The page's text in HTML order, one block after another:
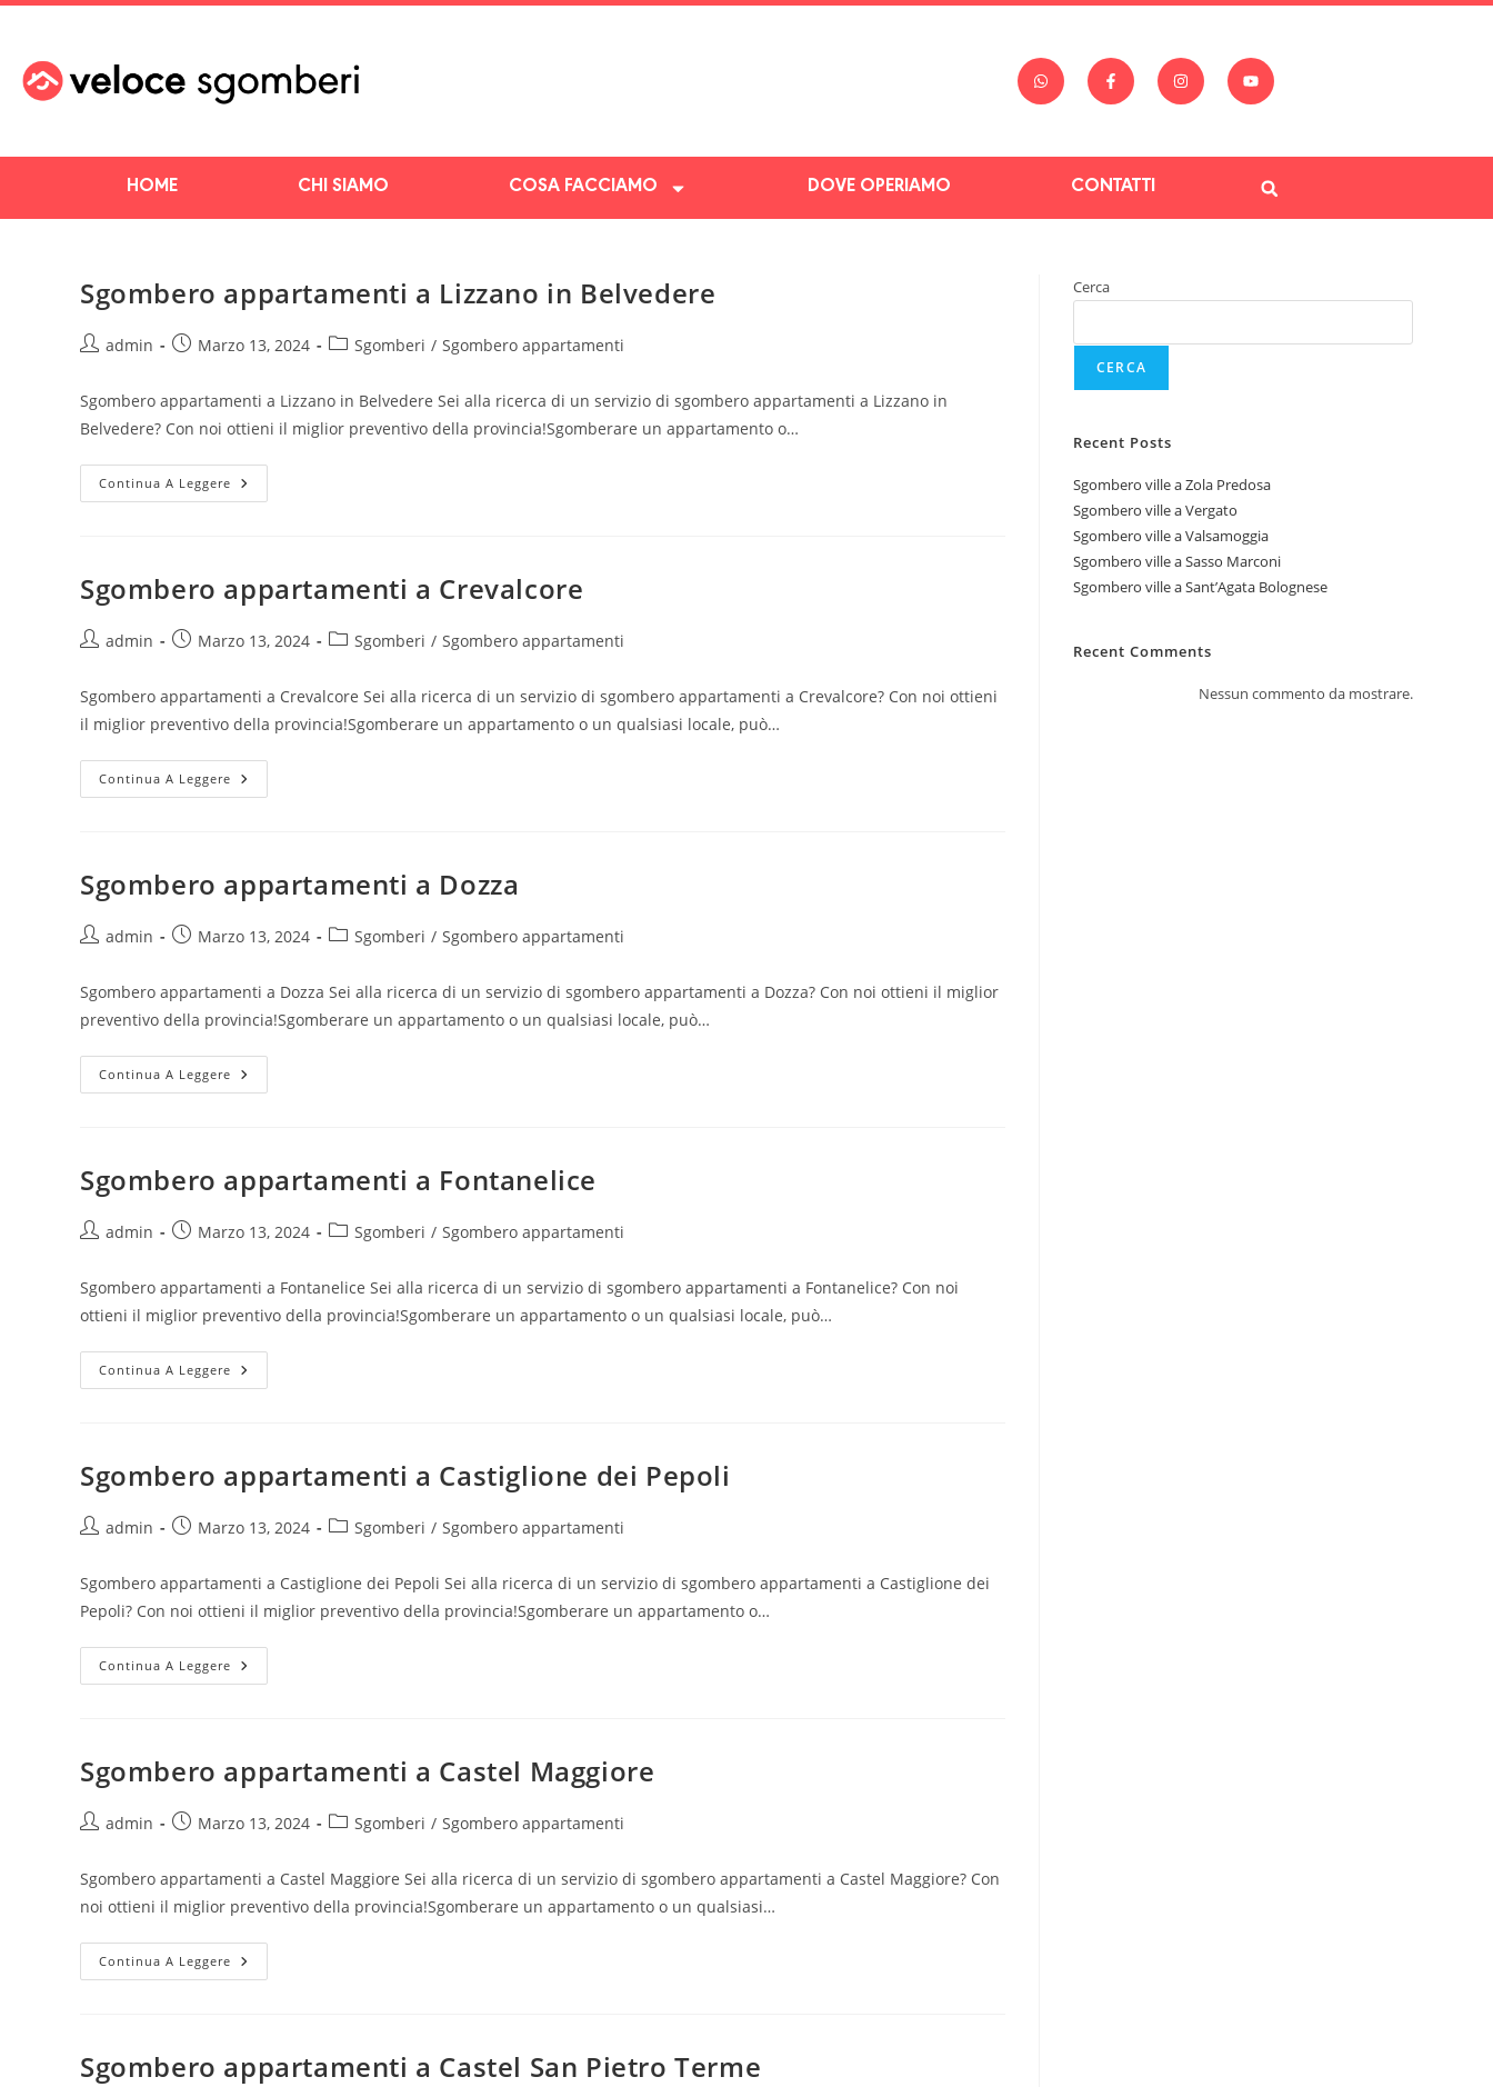
HOME CHI SIAMO COSA FACCIAMO DOVE OPERIAMO CONTATTI
Sgombero appartamenti a Lizzano in Belvedere
admin Marzo 13, 2024 Sgomberi / Sgombero appartamenti
Sgombero appartamenti a Lizzano in Belvedere Sei alla ricerca di un servizio di sgombero appartamenti a Lizzano in
Belvedere? Con noi ottieni il miglior preventivo della provincia!Sgomberare un appartamento o…
Continua A Leggere
Sgombero appartamenti a Crevalcore
admin Marzo 13, 2024 Sgomberi / Sgombero appartamenti
Sgombero appartamenti a Crevalcore Sei alla ricerca di un servizio di sgombero appartamenti a Crevalcore? Con noi ottieni
il miglior preventivo della provincia!Sgomberare un appartamento o un qualsiasi locale, può…
Continua A Leggere
Sgombero appartamenti a Dozza
admin Marzo 13, 2024 Sgomberi / Sgombero appartamenti
Sgombero appartamenti a Dozza Sei alla ricerca di un servizio di sgombero appartamenti a Dozza? Con noi ottieni il miglior
preventivo della provincia!Sgomberare un appartamento o un qualsiasi locale, può…
Continua A Leggere
Sgombero appartamenti a Fontanelice
admin Marzo 13, 2024 Sgomberi / Sgombero appartamenti
Sgombero appartamenti a Fontanelice Sei alla ricerca di un servizio di sgombero appartamenti a Fontanelice? Con noi
ottieni il miglior preventivo della provincia!Sgomberare un appartamento o un qualsiasi locale, può…
Continua A Leggere
Sgombero appartamenti a Castiglione dei Pepoli
admin Marzo 13, 2024 Sgomberi / Sgombero appartamenti
Sgombero appartamenti a Castiglione dei Pepoli Sei alla ricerca di un servizio di sgombero appartamenti a Castiglione dei
Pepoli? Con noi ottieni il miglior preventivo della provincia!Sgomberare un appartamento o…
Continua A Leggere
Sgombero appartamenti a Castel Maggiore
admin Marzo 13, 2024 Sgomberi / Sgombero appartamenti
Sgombero appartamenti a Castel Maggiore Sei alla ricerca di un servizio di sgombero appartamenti a Castel Maggiore? Con
noi ottieni il miglior preventivo della provincia!Sgomberare un appartamento o un qualsiasi…
Continua A Leggere
Sgombero appartamenti a Castel San Pietro Terme
Cerca
CERCA
Recent Posts
Sgombero ville a Zola Predosa
Sgombero ville a Vergato
Sgombero ville a Valsamoggia
Sgombero ville a Sasso Marconi
Sgombero ville a Sant’Agata Bolognese
Recent Comments
Nessun commento da mostrare.